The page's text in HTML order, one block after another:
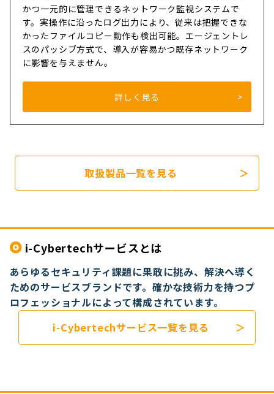
かつ一元的に管理できるネットワーク監視システムで
す。実操作に沿ったログ出力により、従来は把握できな
かったファイルコピー動作も検出可能。エージェントレ
スのパッシブ方式で、導入が容易かつ既存ネットワーク
に影響を与えません。
詳しく見る
取扱製品一覧を見る
i-Cybertechサービスとは
あらゆるセキュリティ課題に果敢に挑み、解決へ導く
ためのサービスブランドです。 確かな技術力を持つプ
ロフェッショナルによって構成されています。
i-Cybertechサービス一覧を見る